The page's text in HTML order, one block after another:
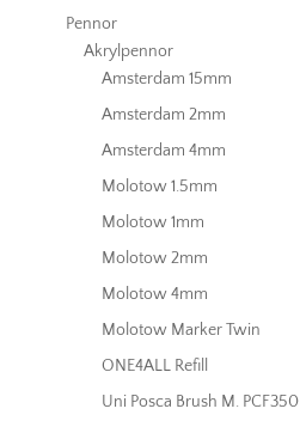
Pennor
Akrylpennor
Amsterdam 15mm
Amsterdam 2mm
Amsterdam 4mm
Molotow 1.5mm
Molotow 1mm
Molotow 2mm
Molotow 4mm
Molotow Marker Twin
ONE4ALL Refill
Uni Posca Brush M. PCF350